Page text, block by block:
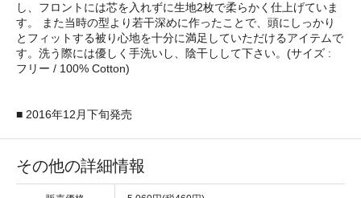
し、フロントには芯を入れずに生地2枚で柔らかく仕上げていま
す。 また当時の型より若干深めに作ったことで、頭にしっかり
とフィットする被り心地を十分に満足していただけるアイテムで
す。洗う際には優しく手洗いし、陰干しして下さい。(サイズ :
フリー / 100% Cotton)
■ 2016年12月下旬発売
その他の詳細情報